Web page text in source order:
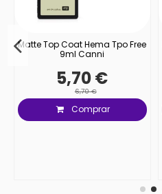
Matte Top Coat Hema Tpo Free
9ml Canni
5,70 €
6,70 €
Comprar